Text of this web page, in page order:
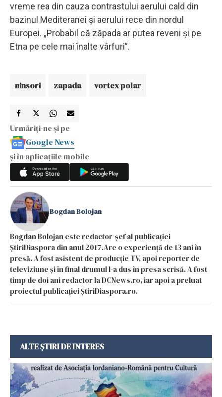
vreme rea din cauza contrastului aerului cald din
bazinul Mediteranei și aerului rece din nordul
Europei. „Probabil că zăpada ar putea reveni și pe
Etna pe cele mai înalte vârfuri”.
ninsori zapada vortex polar
Urmăriți-ne și pe
Google News
și în aplicațiile mobile
Bogdan Bolojan
Bogdan Bolojan este redactor-șef al publicației
ȘtiriDiaspora din anul 2017.Are o experiență de 13 ani în
presă. A fost asistent de producție TV, apoi reporter de
televiziune și în final drumul l-a dus în presa scrisă. A fost
timp de doi ani redactor la DCNews.ro, iar apoi a preluat
proiectul publicației ȘtiriDiaspora.ro.
ALTE ȘTIRI DE INTERES